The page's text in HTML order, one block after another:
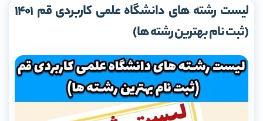
لیست رشته های دانشگاه علمی کاربردی قم 1401
(ثبت نام بهترین رشته ها)